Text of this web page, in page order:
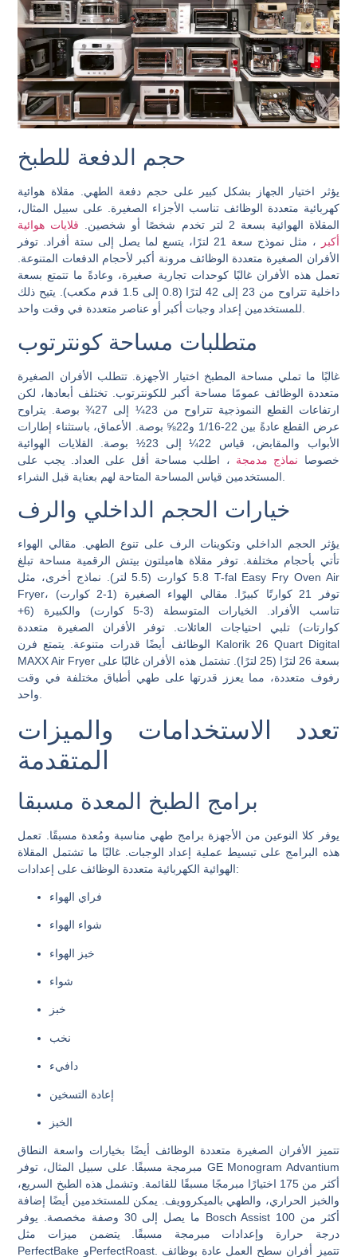
حجم الدفعة للطبخ
يؤثر اختيار الجهاز بشكل كبير على حجم دفعة الطهي. مقلاة هوائية
كهربائية متعددة الوظائف تناسب الأجزاء الصغيرة. على سبيل المثال،
المقلاة الهوائية بسعة 2 لتر تخدم شخصًا أو شخصين.
قلايات هوائية
أكبر
، مثل نموذج سعة 21 لترًا، يتسع لما يصل إلى ستة أفراد. توفر
الأفران الصغيرة متعددة الوظائف مرونة أكبر لأحجام الدفعات المتنوعة.
تعمل هذه الأفران غالبًا كوحدات تجارية صغيرة، وعادةً ما تتمتع بسعة
داخلية تتراوح من 23 إلى 42 لترًا (0.8 إلى 1.5 قدم مكعب). يتيح ذلك
للمستخدمين إعداد وجبات أكبر أو عناصر متعددة في وقت واحد.
متطلبات مساحة كونترتوب
غالبًا ما تملي مساحة المطبخ اختيار الأجهزة. تتطلب الأفران الصغيرة
متعددة الوظائف عمومًا مساحة أكبر للكونترتوب. تختلف أبعادها، لكن
ارتفاعات القطع النموذجية تتراوح من 23¼ إلى 27¾ بوصة. يتراوح
عرض القطع عادةً بين 22-1/16 و22⅝ بوصة. الأعماق، باستثناء إطارات
الأبواب والمقابض، قياس 22¼ إلى 23½ بوصة. القلايات الهوائية
خصوصا نماذج مدمجة ، اطلب مساحة أقل على العداد. يجب على
خيارات الحجم الداخلي والرف
يؤثر الحجم الداخلي وتكوينات الرف على تنوع الطهي. مقالي الهواء
تأتي بأحجام مختلفة. توفر مقلاة هاميلتون بيتش الرقمية مساحة تبلغ
5.8 كوارت (5.5 لتر). نماذج أخرى، مثل T-fal Easy Fry Oven Air
Fryer، توفر 21 كوارتًا كبيرًا. مقالي الهواء الصغيرة (1-2 كوارت)
تناسب الأفراد. الخيارات المتوسطة (3-5 كوارت) والكبيرة (6+
كوارتات) تلبي احتياجات العائلات. توفر الأفران الصغيرة متعددة
الوظائف أيضًا قدرات متنوعة. يتمتع فرن Kalorik 26 Quart Digital
MAXX Air Fryer بسعة 26 لترًا (25 لترًا). تشتمل هذه الأفران غالبًا على
رفوف متعددة، مما يعزز قدرتها على طهي أطباق مختلفة في وقت
تعدد الاستخدامات والميزات
المتقدمة
برامج الطبخ المعدة مسبقا
يوفر كلا النوعين من الأجهزة برامج طهي مناسبة ومُعدة مسبقًا. تعمل
هذه البرامج على تبسيط عملية إعداد الوجبات. غالبًا ما تشتمل المقلاة
الهوائية الكهربائية متعددة الوظائف على إعدادات:
فراي الهواء
شواء الهواء
خبز الهواء
شواء
خبز
نخب
دافيء
إعادة التسخين
الخبز
تتميز الأفران الصغيرة متعددة الوظائف أيضًا بخيارات واسعة النطاق
مبرمجة مسبقًا. على سبيل المثال، توفر GE Monogram Advantium
أكثر من 175 اختيارًا مبرمجًا مسبقًا للقائمة. وتشمل هذه الطبخ السريع،
والخبز الحراري، والطهي بالميكروويف. يمكن للمستخدمين أيضًا إضافة
ما يصل إلى 30 وصفة مخصصة. يوفر Bosch Assist أكثر من 100
درجة حرارة وإعدادات مبرمجة مسبقًا. يتضمن ميزات مثل
PerfectBake وPerfectRoast. تتميز أفران سطح العمل عادة بوظائف